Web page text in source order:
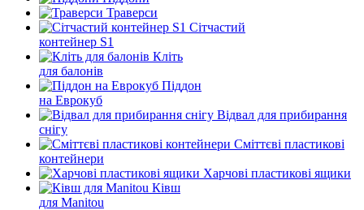
Траверси
Сітчастий
контейнер S1
Кліть
для балонів
Піддон
на Еврокуб
Відвал для прибирання
снігу
Cміттєві пластикові
контейнери
Харчові пластикові ящики
Ківш
для Manitou